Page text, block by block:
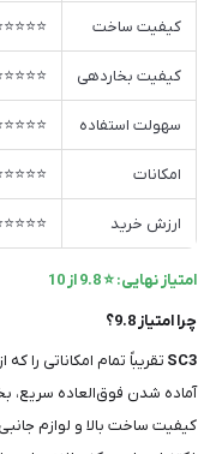
کیفیت ساخت
کیفیت بخاردهی
سهولت استفاده
امکانات
ارزش خرید
امتیاز نهایی: ⭐ 9.8 از 10
چرا امتیاز 9.8؟
SC3 تقریباً تمام امکاناتی را
آماده شدن فوق‌العاده سریع،
کیفیت ساخت بالا و لوازم جانبی